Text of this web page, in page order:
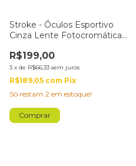
Stroke - Óculos Esportivo
Cinza Lente Fotocromática
R$199,00
3 x de R$66,33 sem juros
R$189,05 com Pix
Só restam 2 em estoque!